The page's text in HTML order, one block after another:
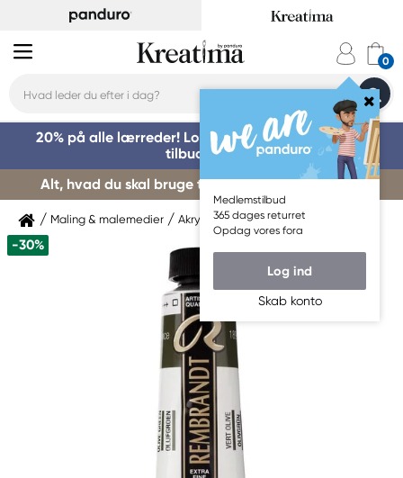
Medlemstilbud
365 dages returret
Opdag vores fora
Log ind
Skab konto
20% på alle lærreder! Log på for at benytte dig af
tilbuddet »
Alt, hvad du skal bruge til kursusstart – køb her »
Maling & malemedier Akrylmaling Rembrandt
-30%